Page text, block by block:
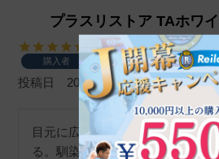
プラスリストア TAホワ
購入者
投稿日 2026/04/28
目元に広めに塗り、アイクリー
る。馴染みのいいテクスチャな